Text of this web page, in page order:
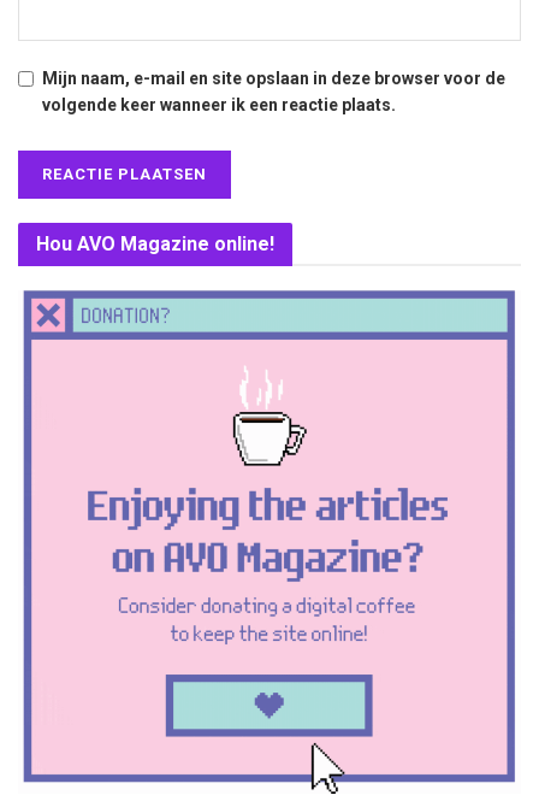
Mijn naam, e-mail en site opslaan in deze browser voor de
volgende keer wanneer ik een reactie plaats.
Hou AVO Magazine online!